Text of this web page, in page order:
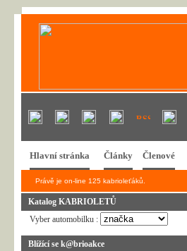
Hlavní stránka Články Členové
Právě je on-line 125 kabrioleťáků.
Katalog KABRIOLETŮ
Vyber automobilku :
Blížící se k@brioakce